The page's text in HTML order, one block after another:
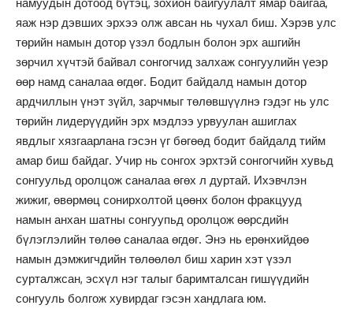
намуудын дотоод бүтэц, зохион байгуулалт ямар байгаа,
яаж нэр дэвших эрхээ олж авсан нь чухал биш. Хэрэв улс
төрийн намын дотор үзэл бодлын болон эрх ашгийн
зөрчил хүчтэй байвал сонгогчид залхаж сонгуулийн үеэр
өөр намд саналаа өгдөг. Бодит байдалд намын дотор
ардчиллын үнэт зүйл, зарчмыг төлөвшүүлнэ гэдэг нь улс
төрийн лидерүүдийн эрх мэдлээ урвуулан ашиглах
явдлыг хязгаарлана гэсэн үг бөгөөд бодит байдалд тийм
амар биш байдаг. Учир нь сонгох эрхтэй сонгогчийн хувьд
сонгуульд оролцож саналаа өгөх л дуртай. Ихэвчлэн
жижиг, өвөрмөц сонирхолтой цөөнх болон фракцууд
намын анхан шатны сонгуупьд оролцож өөрсдийн
бүлэглэлийн төлөө саналаа өгдөг. Энэ нь ерөнхийдөө
намын дэмжигчдийн төлөөлөл биш харин хэт үзэл
сурталжсан, эсхүл нэг талыг баримталсан гишүүдийн
сонгууль болгож хувирдаг гэсэн хандлага юм.